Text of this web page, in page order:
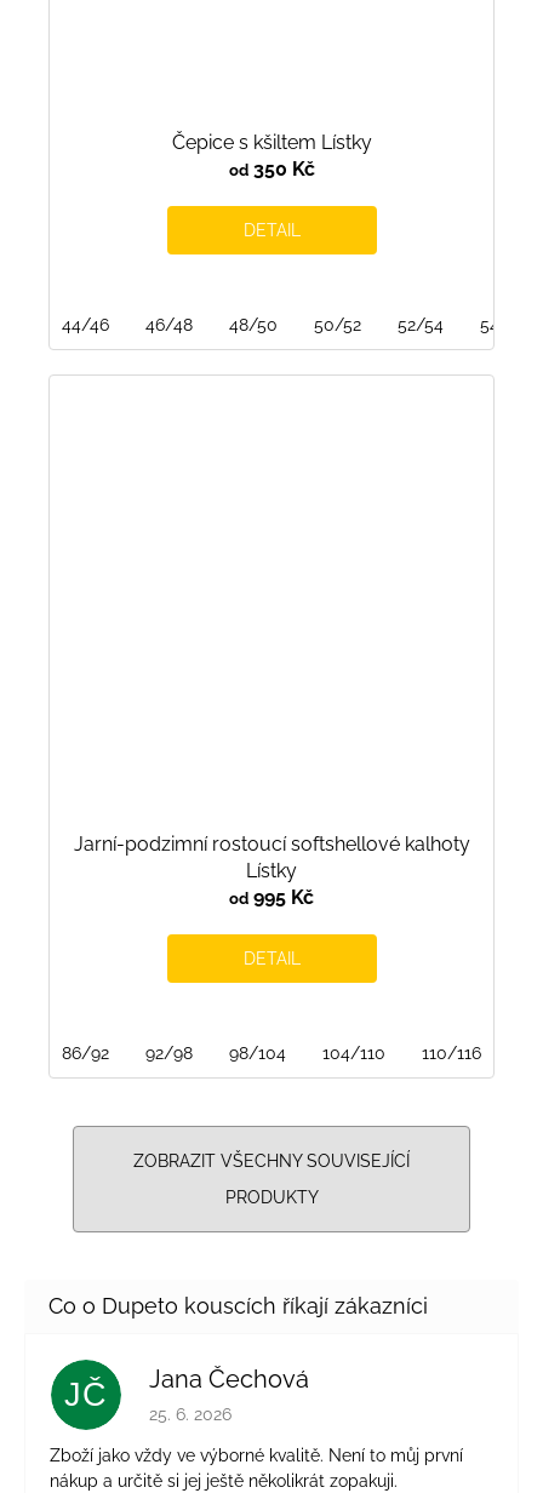
Čepice s kšiltem Lístky
od350 Kč
DETAIL
44/46 46/48 48/50 50/52 52/54 54/56
Jarní-podzimní rostoucí softshellové kalhoty
Lístky
od 995 Kč
DETAIL
86/92 92/98 98/104 104/110 110/116
ZOBRAZIT VŠECHNY SOUVISEJÍCÍ
PRODUKTY
JČ Jana Čechová
Hodnocení obchodu je 5 z 5 hvězdiček.
25. 6. 2026
Zboží jako vždy ve výborné kvalitě. Není to můj první
nákup a určitě si jej ještě několikrát zopakuji.